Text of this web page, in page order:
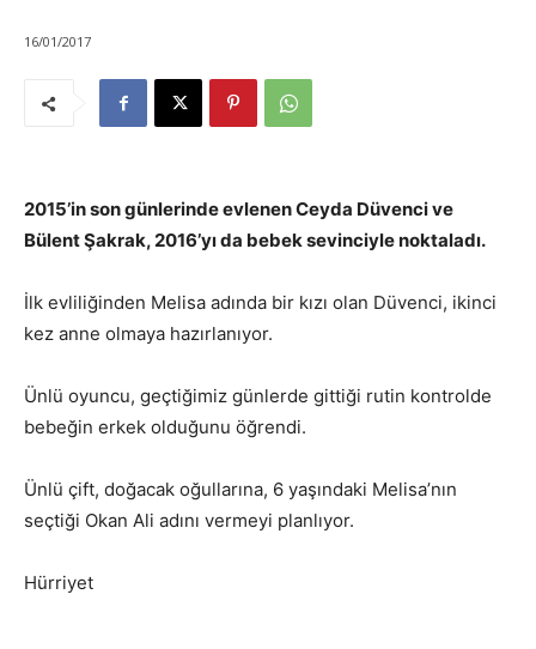
16/01/2017
2015’in son günlerinde evlenen Ceyda Düvenci ve
Bülent Şakrak, 2016’yı da bebek sevinciyle noktaladı.
İlk evliliğinden Melisa adında bir kızı olan Düvenci, ikinci
kez anne olmaya hazırlanıyor.
Ünlü oyuncu, geçtiğimiz günlerde gittiği rutin kontrolde
bebeğin erkek olduğunu öğrendi.
Ünlü çift, doğacak oğullarına, 6 yaşındaki Melisa’nın
seçtiği Okan Ali adını vermeyi planlıyor.
Hürriyet